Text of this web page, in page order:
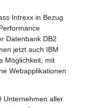
Intrexx in Bezug
Datenbank DB2
jetzt auch IBM
Möglichkeit, mit
Webapplikationen
Unternehmen aller